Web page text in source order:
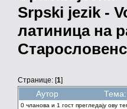
Srpski jezik -
латиница на
Странице: [1]
Аутор
0 чланова и 1 гост прегледају ову